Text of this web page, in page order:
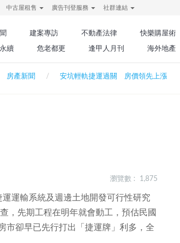
中古屋租售 廣告刊登服務 社群連結
建案專訪 不動產法律
快樂購屋術
續 危老都更 逢甲人月刊 海外地產
房產新聞 安坑輕軌捷運過關 房價領先上漲
瀏覽數 : 1,875
運輸系統及週邊土地開發可行性研究
，先期工程在明年就會動工，預估民國
市卻早已先行打出「捷運牌」利多，全